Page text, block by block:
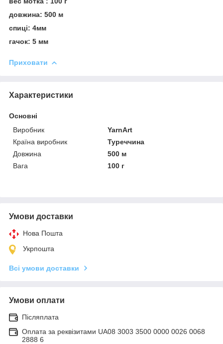
довжина: 500 м
спиці: 4мм
гачок: 5 мм
Приховати
Характеристики
Основні
Виробник
YarnArt
Країна виробник
Туреччина
Довжина
500 м
Вага
100 г
Умови доставки
Нова Пошта
Укрпошта
Всі умови доставки
Умови оплати
Післяплата
Оплата за реквізитами UA08 3003 3500 0000 0026 0068
2888 6